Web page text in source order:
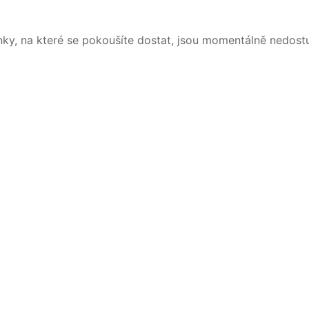
na které se pokoušíte dostat, jsou momentálně